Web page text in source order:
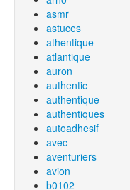
asmr
astuces
athentique
atlantique
auron
authentic
authentique
authentiques
autoadhesif
avec
aventuriers
avion
b0102